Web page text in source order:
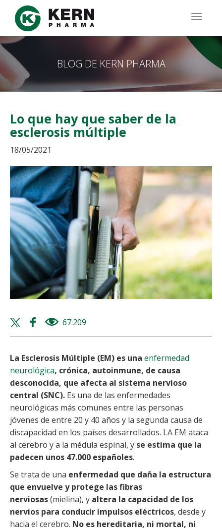
Pasar
contenido
principal
BLOG DE KERN PHARMA
Lo que hay que saber de la
esclerosis múltiple
18/05/2021
Twitter
share
Facebook
share
67.209
La Esclerosis Múltiple (EM) es una enfermedad
neurológica, crónica, autoinmune, de causa
desconocida, que afecta al sistema nervioso
central (SNC). Es una de las enfermedades
neurológicas más comunes entre las personas
jóvenes de entre 20 y 40 años y la segunda causa de
discapacidad en los países desarrollados. LA EM ataca
al cerebro y a la médula espinal, y se estima que la
padecen unos 47.000 españoles.
Se trata de una enfermedad que daña la estructura
que envuelve y protege las fibras
nerviosas(mielina), y altera la capacidad de los
nervios para conducir impulsos eléctricos, desde y
hacia el cerebro. No es hereditaria, ni mortal, ni